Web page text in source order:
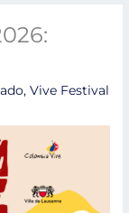
,Vive Festival